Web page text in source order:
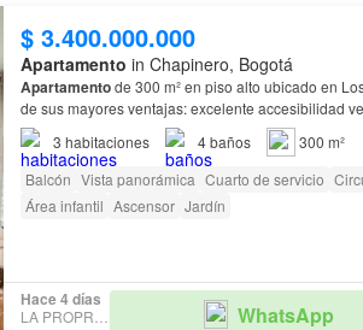
$ 3.400.000.000
Apartamento in Chapinero, Bogotá
Apartamentode 300 m² en piso alto ubicado en
de sus mayores ventajas: excelente accesibilidad
comunes completas: espectacular cava y con
3 habitaciones 4baños
300 m²
Balcón Vista panorámica Cuarto de servicio
Área infantil Ascensor Jardín
Hace 4 días
LA PROPRIÉTÉ WhatsApp